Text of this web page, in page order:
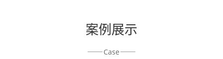
行业协......
案例展示
Case